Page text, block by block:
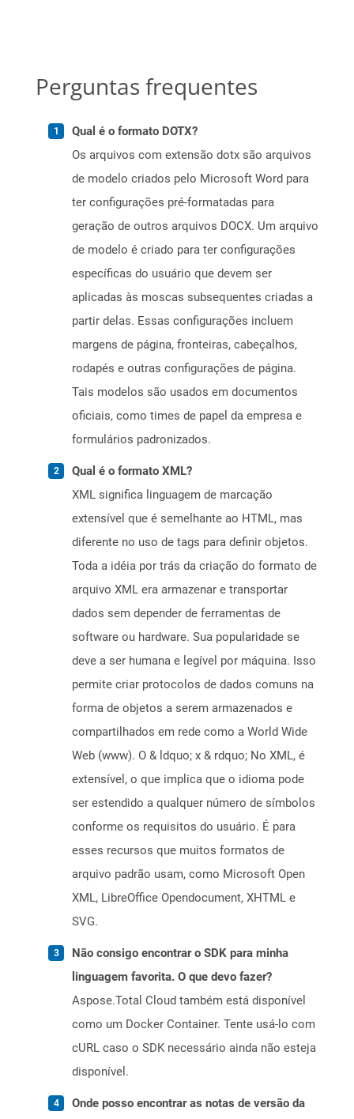
Perguntas frequentes
Qual é o formato DOTX?
Os arquivos com extensão dotx são arquivos
de modelo criados pelo Microsoft Word para
ter configurações pré-formatadas para
geração de outros arquivos DOCX. Um arquivo
de modelo é criado para ter configurações
específicas do usuário que devem ser
aplicadas às moscas subsequentes criadas a
partir delas. Essas configurações incluem
margens de página, fronteiras, cabeçalhos,
rodapés e outras configurações de página.
Tais modelos são usados ​​em documentos
oficiais, como times de papel da empresa e
formulários padronizados.
Qual é o formato XML?
XML significa linguagem de marcação
extensível que é semelhante ao HTML, mas
diferente no uso de tags para definir objetos.
Toda a idéia por trás da criação do formato de
arquivo XML era armazenar e transportar
dados sem depender de ferramentas de
software ou hardware. Sua popularidade se
deve a ser humana e legível por máquina. Isso
permite criar protocolos de dados comuns na
forma de objetos a serem armazenados e
compartilhados em rede como a World Wide
Web (www). O & ldquo; x & rdquo; No XML, é
extensível, o que implica que o idioma pode
ser estendido a qualquer número de símbolos
conforme os requisitos do usuário. É para
esses recursos que muitos formatos de
arquivo padrão usam, como Microsoft Open
XML, LibreOffice Opendocument, XHTML e
SVG.
Não consigo encontrar o SDK para minha
linguagem favorita. O que devo fazer?
Aspose.Total Cloud também está disponível
como um Docker Container. Tente usá-lo com
cURL caso o SDK necessário ainda não esteja
disponível.
Onde posso encontrar as notas de versão da